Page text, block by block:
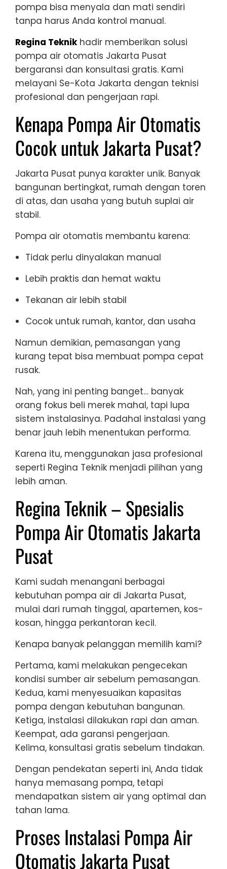
pompa bisa menyala dan mati sendiri
tanpa harus Anda kontrol manual.
Regina Teknikhadir memberikan solusi
pompa air otomatis Jakarta Pusat
bergaransi dan konsultasi gratis. Kami
melayani Se-Kota Jakarta dengan teknisi
profesional dan pengerjaan rapi.
Kenapa Pompa Air Otomatis
Cocok untuk Jakarta Pusat?
Jakarta Pusat punya karakter unik. Banyak
bangunan bertingkat, rumah dengan toren
di atas, dan usaha yang butuh suplai air
stabil.
Pompa air otomatis membantu karena:
Tidak perlu dinyalakan manual
Lebih praktis dan hemat waktu
Tekanan air lebih stabil
Cocok untuk rumah, kantor, dan usaha
Namun demikian, pemasangan yang
kurang tepat bisa membuat pompa cepat
rusak.
Nah, yang ini penting banget… banyak
orang fokus beli merek mahal, tapi lupa
sistem instalasinya. Padahal instalasi yang
benar jauh lebih menentukan performa.
Karena itu, menggunakan jasa profesional
seperti Regina Teknik menjadi pilihan yang
lebih aman.
Regina Teknik – Spesialis
Pompa Air Otomatis Jakarta
Pusat
Kami sudah menangani berbagai
kebutuhan pompa air di Jakarta Pusat,
mulai dari rumah tinggal, apartemen, kos-
kosan, hingga perkantoran kecil.
Kenapa banyak pelanggan memilih kami?
Pertama, kami melakukan pengecekan
kondisi sumber air sebelum pemasangan.
Kedua, kami menyesuaikan kapasitas
pompa dengan kebutuhan bangunan.
Ketiga, instalasi dilakukan rapi dan aman.
Keempat, ada garansi pengerjaan.
Kelima, konsultasi gratis sebelum tindakan.
Dengan pendekatan seperti ini, Anda tidak
hanya memasang pompa, tetapi
mendapatkan sistem air yang optimal dan
tahan lama.
Proses Instalasi Pompa Air
Otomatis Jakarta Pusat